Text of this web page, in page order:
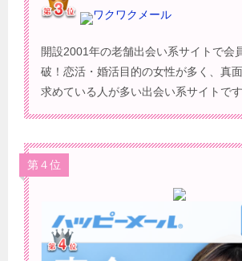
ワクワクメール
開設2001年の老舗出会い系サイトで会
破！恋活・婚活目的の女性が多く、真
求めている人が多い出会い系サイトです
第４位